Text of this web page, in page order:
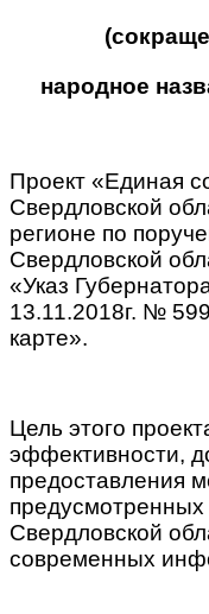
народное
Проект «Единая
Свердловской
регионе по
Свердловской
«Указ
13.11.2018г. №
карте».
Цель этого
эффективности,
предоставления
предусмотренных
Свердловской
современных